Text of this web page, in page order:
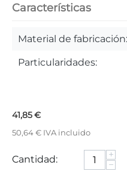
Características
Material de fabricación:
Particularidades:
41,85€
50,64€ IVA incluido
Cantidad:
+
−